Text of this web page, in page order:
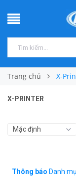
Trang chủ X-
X-PRINTER
Thông báo Danh